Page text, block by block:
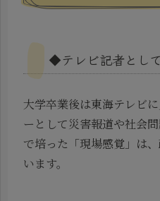
◆テレビ記者とし
大学卒業後は東海テレビ
ーとして災害報道や社会
で培った「現場感覚」は
います。